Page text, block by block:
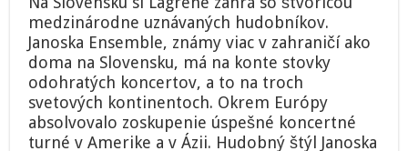
medzinárodne uznávaných hudobníkov.
Janoska Ensemble, známy viac v zahraničí ako
doma na Slovensku, má na konte stovky
odohratých koncertov, a to na troch
svetových kontinentoch. Okrem Európy
absolvovalo zoskupenie úspešné koncertné
turné v Amerike a v Ázii. Hudobný štýl Janoska